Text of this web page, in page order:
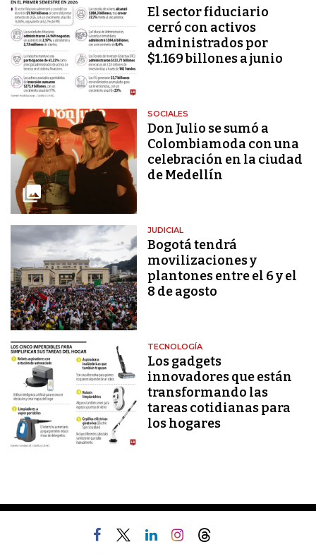
El sector fiduciario
cerró con activos
administrados por
$1.169 billones a junio
SOCIALES
Don Julio se sumó a
Colombiamoda con una
celebración en la ciudad
de Medellín
JUDICIAL
Bogotá tendrá
movilizaciones y
plantones entre el 6 y el
8 de agosto
TECNOLOGÍA
Los gadgets
innovadores que están
transformando las
tareas cotidianas para
los hogares